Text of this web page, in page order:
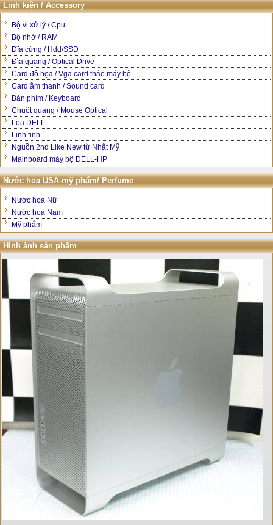
Linh kiện / Accessory
Bộ vi xử lý / Cpu
Bộ nhớ / RAM
Đĩa cứng / Hdd/SSD
Đĩa quang / Optical Drive
Card đồ họa / Vga card tháo máy bộ
Card âm thanh / Sound card
Bàn phím / Keyboard
Chuột quang / Mouse Optical
Loa DELL
Linh tinh
Nguồn 2nd Like New từ Nhật Mỹ
Mainboard máy bộ DELL-HP
Nước hoa USA-mỹ phẩm/ Perfume
Nước hoa Nữ
Nước hoa Nam
Mỹ phẩm
Hình ành sản phẩm